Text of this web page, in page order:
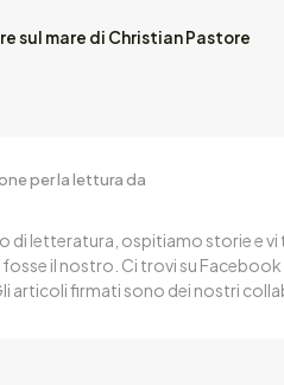
sul mare di Christian Pastore
per la lettura da
di letteratura, ospitiamo storie e
il nostro. Ci trovi su
articoli firmati sono dei nostri